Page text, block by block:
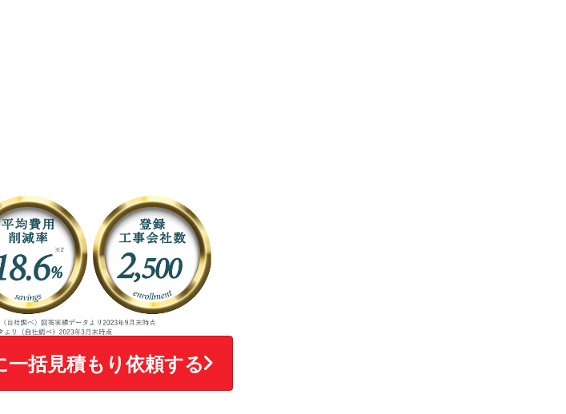
一括見積もり依頼する